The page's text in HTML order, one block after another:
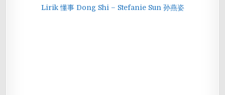
Lirik 懂事 Dong Shi – Stefanie Sun 孙燕姿